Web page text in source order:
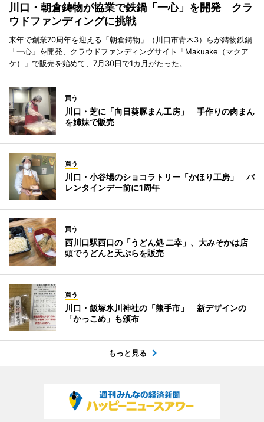
川口・朝倉鋳物が協業で鉄鍋「一心」を開発 クラ
ウドファンディングに挑戦
来年で創業70周年を迎える「朝倉鋳物」（川口市青木3）らが鋳物鉄鍋
「一心」を開発、クラウドファンディングサイト「Makuake（マクア
ケ）」で販売を始めて、7月30日で1カ月がたった。
買う
川口・芝に「向日葵豚まん工房」 手作りの肉まん
を姉妹で販売
買う
川口・小谷場のショコラトリー「かほり工房」 バ
レンタインデー前に1周年
買う
西川口駅西口の「うどん処 二幸」、大みそかは店
頭でうどんと天ぷらを販売
買う
川口・飯塚氷川神社の「熊手市」 新デザインの
「かっこめ」も頒布
もっと見る